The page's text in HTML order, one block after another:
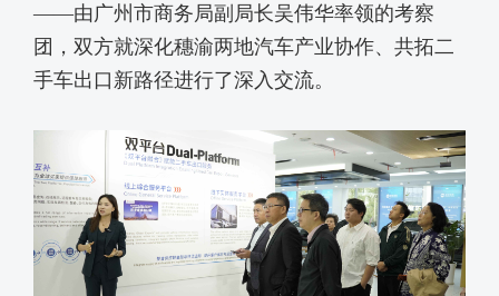
——由广州市商务局副局长吴伟华率领的考察
团，双方就深化穗渝两地汽车产业协作、共拓二
手车出口新路径进行了深入交流。